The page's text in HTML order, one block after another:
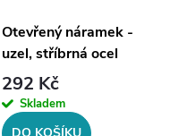
Otevřený náramek -
uzel, stříbrná ocel
292 Kč
Skladem